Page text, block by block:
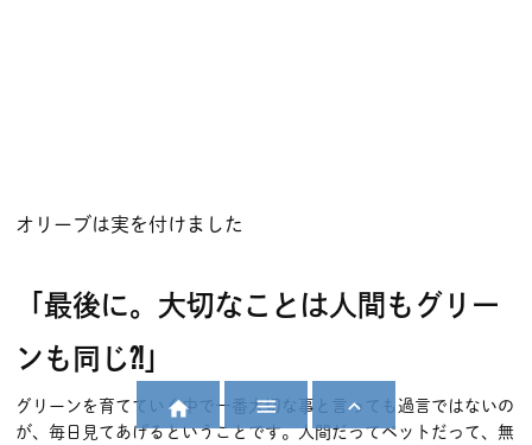
のルーティンにグリーン観察が自然に組み込まれるわけです。そう
次回は「グリーンのある暮らし」最終回です！最後は、「グリーン
  